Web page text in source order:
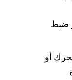
ضبط
أو